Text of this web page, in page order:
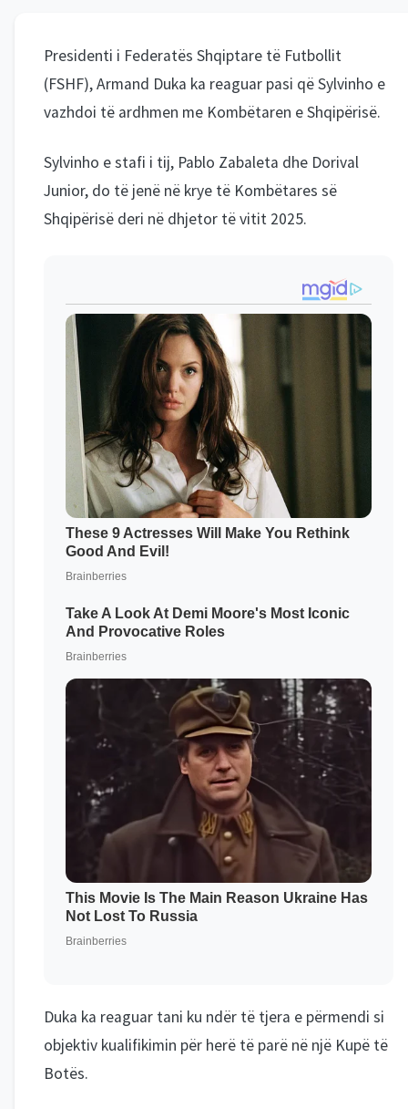
Presidenti i Federatës Shqiptare të Futbollit
(FSHF), Armand Duka ka reaguar pasi që Sylvinho e
vazhdoi të ardhmen me Kombëtaren e Shqipërisë.
Sylvinho e stafi i tij, Pablo Zabaleta dhe Dorival
Junior, do të jenë në krye të Kombëtares së
Shqipërisë deri në dhjetor të vitit 2025.
Duka ka reaguar tani ku ndër të tjera e përmendi si
objektiv kualifikimin për herë të parë në një Kupë të
Botës.